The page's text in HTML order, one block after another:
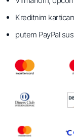
Kreditnim
putem PayPal